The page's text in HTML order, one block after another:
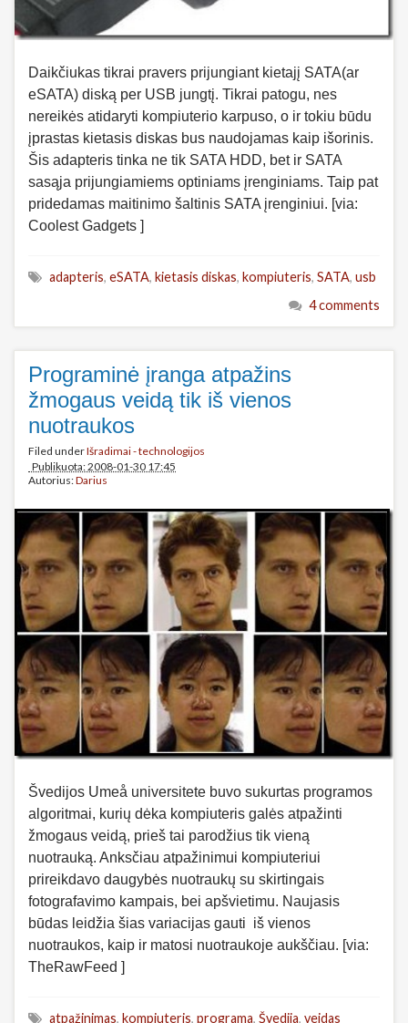
Daikčiukas tikrai pravers prijungiant kietajį SATA(ar
eSATA) diską per USB jungtį. Tikrai patogu, nes
nereikės atidaryti kompiuterio karpuso, o ir tokiu būdu
įprastas kietasis diskas bus naudojamas kaip išorinis.
Šis adapteris tinka ne tik SATA HDD, bet ir SATA
sasąja prijungiamiems optiniams įrenginiams. Taip pat
pridedamas maitinimo šaltinis SATA įrenginiui. [via:
Coolest Gadgets ]
adapteris, eSATA, kietasis diskas, kompiuteris, SATA, usb
4 comments
Programinė įranga atpažins
žmogaus veidą tik iš vienos
nuotraukos
Filed underIšradimai - technologijos
Publikuota: 2008-01-30 17:45
Autorius:Darius
Švedijos Umeå universitete buvo sukurtas programos
algoritmai, kurių dėka kompiuteris galės atpažinti
žmogaus veidą, prieš tai parodžius tik vieną
nuotrauką. Anksčiau atpažinimui kompiuteriui
prireikdavo daugybės nuotraukų su skirtingais
fotografavimo kampais, bei apšvietimu. Naujasis
būdas leidžia šias variacijas gauti iš vienos
nuotraukos, kaip ir matosi nuotraukoje aukščiau. [via:
TheRawFeed ]
atpažinimas, kompiuteris, programa, Švedija, veidas